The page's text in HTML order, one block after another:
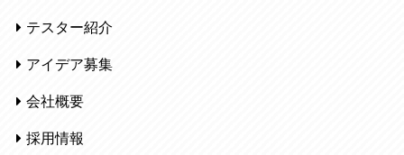
テスター紹介
アイデア募集
会社概要
採用情報